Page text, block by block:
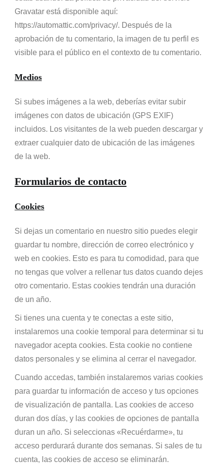
Gravatar está disponible aquí:
https://automattic.com/privacy/. Después de la
aprobación de tu comentario, la imagen de tu perfil es
visible para el público en el contexto de tu comentario.
Medios
Si subes imágenes a la web, deberías evitar subir
imágenes con datos de ubicación (GPS EXIF)
incluidos. Los visitantes de la web pueden descargar y
extraer cualquier dato de ubicación de las imágenes
de la web.
Formularios de contacto
Cookies
Si dejas un comentario en nuestro sitio puedes elegir
guardar tu nombre, dirección de correo electrónico y
web en cookies. Esto es para tu comodidad, para que
no tengas que volver a rellenar tus datos cuando dejes
otro comentario. Estas cookies tendrán una duración
de un año.
Si tienes una cuenta y te conectas a este sitio,
instalaremos una cookie temporal para determinar si tu
navegador acepta cookies. Esta cookie no contiene
datos personales y se elimina al cerrar el navegador.
Cuando accedas, también instalaremos varias cookies
para guardar tu información de acceso y tus opciones
de visualización de pantalla. Las cookies de acceso
duran dos días, y las cookies de opciones de pantalla
duran un año. Si seleccionas «Recuérdarme», tu
acceso perdurará durante dos semanas. Si sales de tu
cuenta, las cookies de acceso se eliminarán.